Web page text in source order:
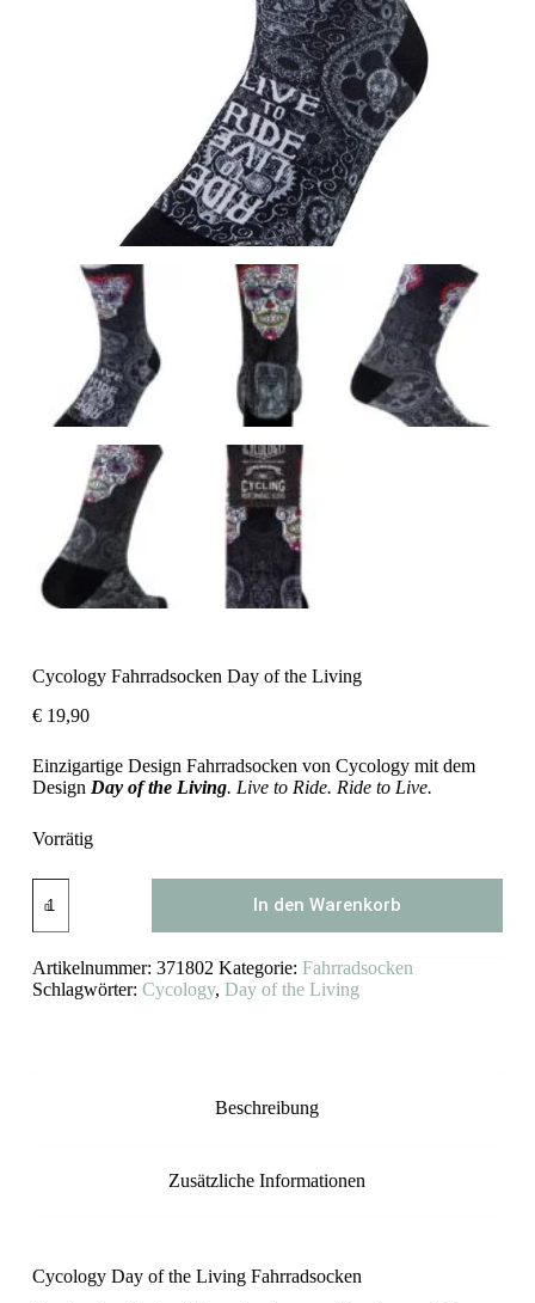
Cycology Fahrradsocken Day of the Living
€19,90
Einzigartige Design Fahrradsocken von Cycology mit dem
Design Day of the Living. Live to Ride. Ride to Live.
Vorrätig
Cycology
Fahrradsocken
Day
the
Living
In den Warenkorb
Artikelnummer: 371802 Kategorie: Fahrradsocken
Schlagwörter: Cycology, Day of the Living
Beschreibung
Zusätzliche Informationen
Cycology Day of the Living Fahrradsocken